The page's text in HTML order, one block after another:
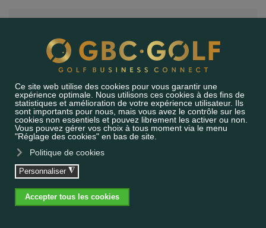
INSCRIPTION
INDIVIDUELLE
Merci d'entrer vos informations dans le formulaire ci-
dessous pour :
DÉJÀ ENREGISTRÉ? VEUILLEZ-VOUS